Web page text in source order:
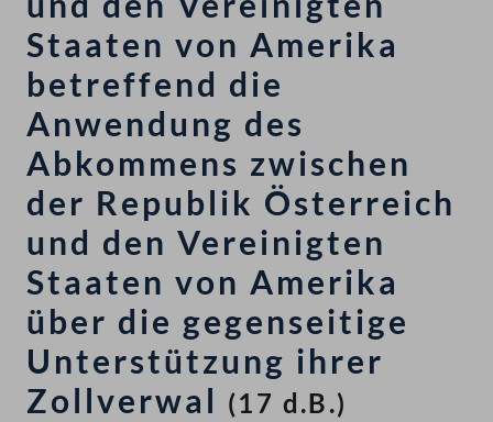
Staaten von Amerika
betreffend die
Anwendung des
Abkommens zwischen
der Republik Österreich
und den Vereinigten
Staaten von Amerika
über die gegenseitige
Unterstützung ihrer
Zollverwal (17 d.B.)